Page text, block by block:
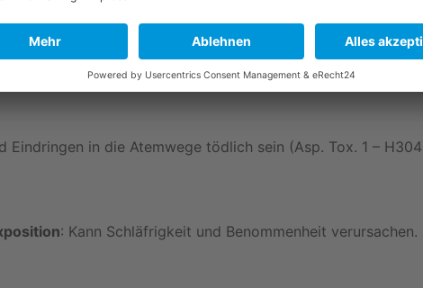
entzündlich (Flam. Liq. 3 – H226).
Eindringen in die Atemwege tödlich sein (Asp. Tox. 1 –
: Kann Schläfrigkeit und Benommenheit verursachen.